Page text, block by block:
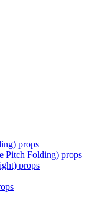
props
Pitch Folding) props
props